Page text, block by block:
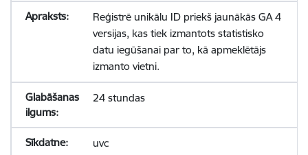
Reģistrē unikālu ID priekš jaunākās GA 4
versijas, kas tiek izmantots statistisko
datu iegūšanai par to, kā apmeklētājs
izmanto vietni.
24 stundas
uvc